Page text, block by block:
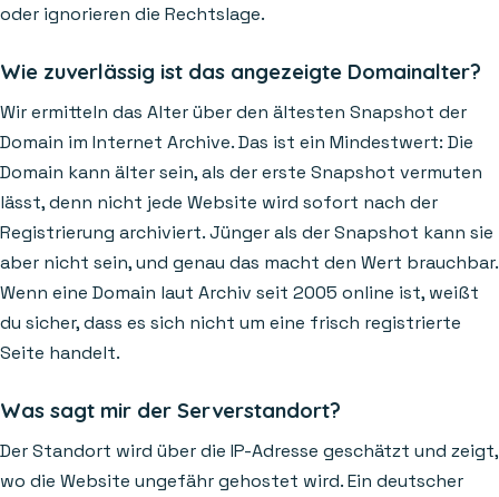
oder ignorieren die Rechtslage.
Wie zuverlässig ist das angezeigte Domainalter?
Wir ermitteln das Alter über den ältesten Snapshot der
Domain im Internet Archive. Das ist ein Mindestwert: Die
Domain kann älter sein, als der erste Snapshot vermuten
lässt, denn nicht jede Website wird sofort nach der
Registrierung archiviert. Jünger als der Snapshot kann sie
aber nicht sein, und genau das macht den Wert brauchbar.
Wenn eine Domain laut Archiv seit 2005 online ist, weißt
du sicher, dass es sich nicht um eine frisch registrierte
Seite handelt.
Was sagt mir der Serverstandort?
Der Standort wird über die IP-Adresse geschätzt und zeigt,
wo die Website ungefähr gehostet wird. Ein deutscher